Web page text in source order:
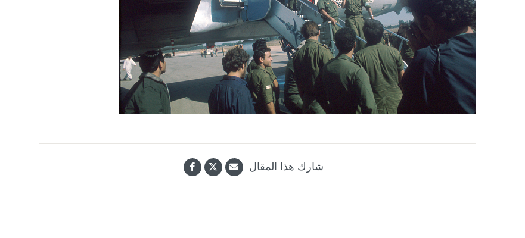
شارك هذا المقال